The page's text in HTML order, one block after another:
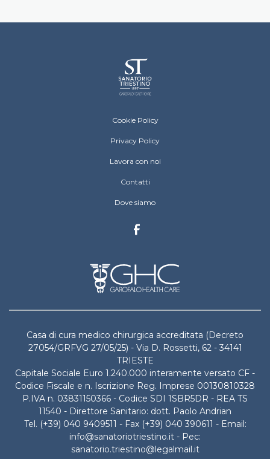
Sanatorio Triestino Menu Footer
Cookie Policy
Privacy Policy
Lavora con noi
Contatti
Dove siamo
Casa di cura medico chirurgica accreditata (Decreto
27054/GRFVG 27/05/25) - Via D. Rossetti, 62 - 34141
TRIESTE
Capitale Sociale Euro 1.240.000 interamente versato CF -
Codice Fiscale e n. Iscrizione Reg. Imprese 00130810328
P.IVA n. 03831150366 - Codice SDI 1SBR5DR - REA TS
11540 - Direttore Sanitario: dott. Paolo Andrian
Tel. (+39) 040 9409511 - Fax (+39) 040 390611 - Email:
info@sanatoriotriestino.it - Pec:
sanatorio.triestino@legalmail.it